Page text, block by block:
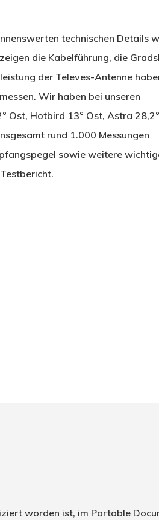
technischen Details
die Kabelführung, die
der Televes-Antenne
Wir haben bei unseren
Ost, Hotbird 13° Ost, Astra
rund 1.000 Messungen
sowie weitere
worden ist, im Portable